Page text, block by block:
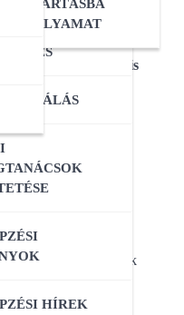
FOLYAMAT
KÉPZÉS
HÍREK
munkában?
szempontból is
használnak.
hogy a
Europe Network